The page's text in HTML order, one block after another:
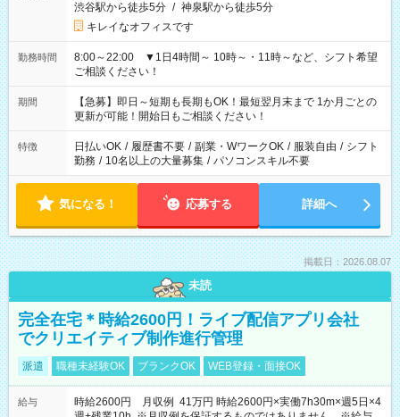
渋谷駅から徒歩5分 / 神泉駅から徒歩5分
キレイなオフィスです
勤務時間
8:00～22:00 ▼1日4時間～ 10時～・11時～など、シフト希望
ご相談ください！
期間
【急募】即日～短期も長期もOK！最短翌月末まで 1か月ごとの
更新が可能！開始日もご相談ください！
特徴 日払いOK / 履歴書不要 / 副業・WワークOK / 服装自由 / シフト
勤務 / 10名以上の大量募集 / パソコンスキル不要
気になる！ 応募する 詳細へ
掲載日：2026.08.07
未読
完全在宅＊時給2600円！ライブ配信アプリ会社
でクリエイティブ制作進行管理
派遣 職種未経験OK ブランクOK WEB登録・面接OK
給与
時給2600円 月収例 41万円 時給2600円×実働7h30m×週5日×4